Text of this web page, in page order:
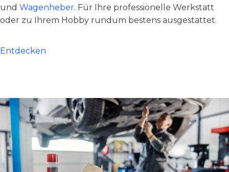
und Wagenheber. Für Ihre professionelle Werkstatt
oder zu Ihrem Hobby rundum bestens ausgestattet.
Entdecken